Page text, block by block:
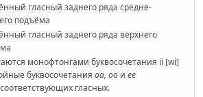
гласный заднего ряда средне-
подъёма
гласный заднего ряда верхнего
монофтонгами буквосочетания ii [wi]
буквосочетания aa, oo и ee
гласных.